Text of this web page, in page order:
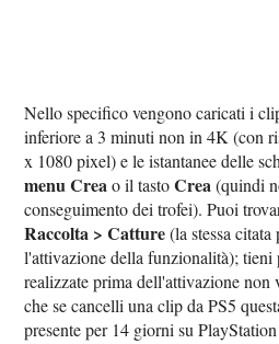
Nello specifico vengono caricati i
inferiore a 3 minuti non in 4K (con
x 1080 pixel) e le istantanee delle
menu Creao il tastoCrea(quindi
conseguimento dei trofei). Puoi
Raccolta > Catture(la stessa citata
l'attivazione della funzionalità); tieni
realizzate prima dell'attivazione non
che se cancelli una clip da PS5
presente per 14 giorni su